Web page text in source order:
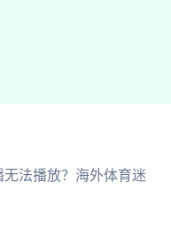
法播放？海外体育迷